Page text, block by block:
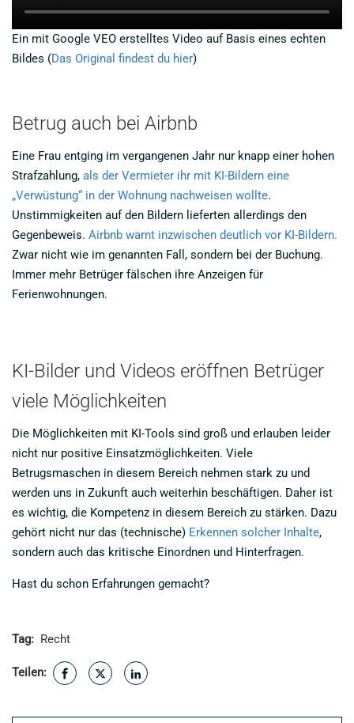
Ein mit Google VEO erstelltes Video auf Basis eines echten
Bildes (Das Original findest du hier)
Betrug auch bei Airbnb
Eine Frau entging im vergangenen Jahr nur knapp einer hohen
Strafzahlung, als der Vermieter ihr mit KI-Bildern eine
„Verwüstung“ in der Wohnung nachweisen wollte.
Unstimmigkeiten auf den Bildern lieferten allerdings den
Gegenbeweis. Airbnb warnt inzwischen deutlich vor KI-Bildern.
Zwar nicht wie im genannten Fall, sondern bei der Buchung.
Immer mehr Betrüger fälschen ihre Anzeigen für
Ferienwohnungen.
KI-Bilder und Videos eröffnen Betrüger
viele Möglichkeiten
Die Möglichkeiten mit KI-Tools sind groß und erlauben leider
nicht nur positive Einsatzmöglichkeiten. Viele
Betrugsmaschen in diesem Bereich nehmen stark zu und
werden uns in Zukunft auch weiterhin beschäftigen. Daher ist
es wichtig, die Kompetenz in diesem Bereich zu stärken. Dazu
gehört nicht nur das (technische) Erkennen solcher Inhalte,
sondern auch das kritische Einordnen und Hinterfragen.
Hast du schon Erfahrungen gemacht?
Tag: Recht
Teilen: